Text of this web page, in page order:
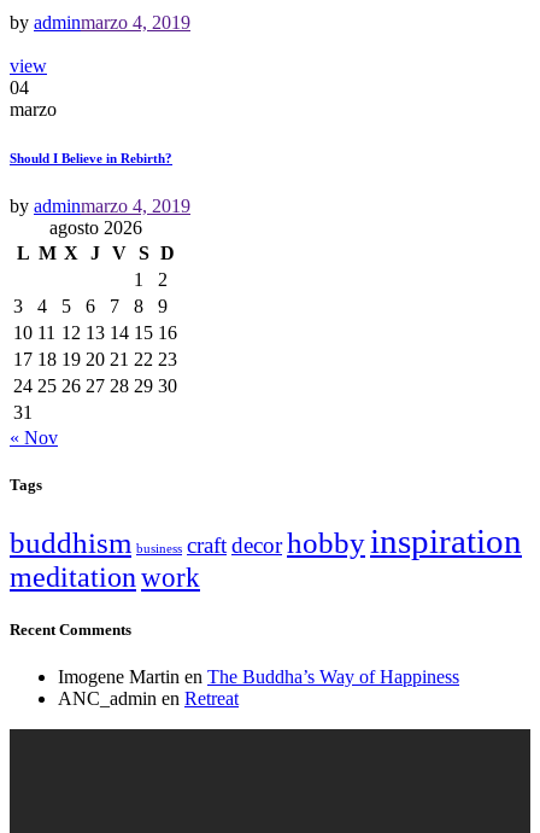
by adminmarzo 4, 2019
view
04
marzo
Should I Believe in Rebirth?
by adminmarzo 4, 2019
agosto 2026
L M X J V S D
1
2
3
4 5 6 7 8
9
10 11 12 13 14 15 16
17 18 19 20 21 22 23
24 25 26 27 28 29 30
31
« Nov
Tags
buddhism business craftdecorhobbyinspiration
meditation work
Recent Comments
Imogene Martin en The Buddha’s Way of Happiness
ANC_admin en Retreat